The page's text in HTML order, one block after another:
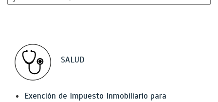
SALUD
Exención de Impuesto Inmobiliario para